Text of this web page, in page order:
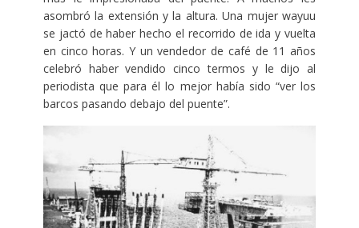
asombró la extensión y la altura. Una mujer wayuu
se jactó de haber hecho el recorrido de ida y vuelta
en cinco horas. Y un vendedor de café de 11 años
celebró haber vendido cinco termos y le dijo al
periodista que para él lo mejor había sido “ver los
barcos pasando debajo del puente”.